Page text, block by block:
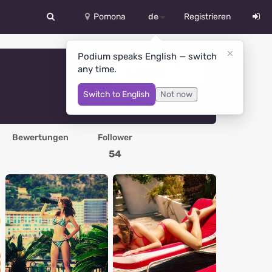
Pomona de
English
Español
Український
Registrieren
Podium speaks English — switch
any time.
Switch to English Not now
Bewertungen Follower
54